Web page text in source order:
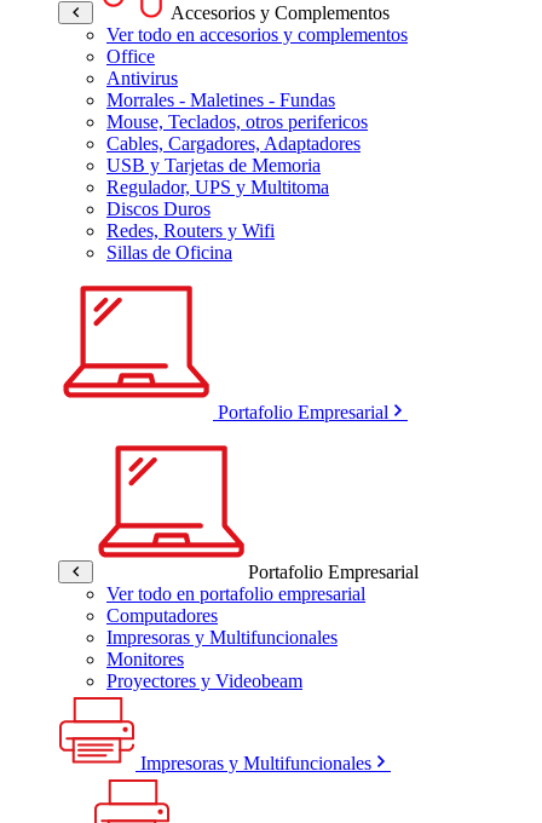
Accesorios y Complementos
Ver todo en accesorios y complementos
Office
Antivirus
Morrales - Maletines - Fundas
Mouse, Teclados, otros perifericos
Cables, Cargadores, Adaptadores
USB y Tarjetas de Memoria
Regulador, UPS y Multitoma
Discos Duros
Redes, Routers y Wifi
Sillas de Oficina
Portafolio Empresarial
Portafolio Empresarial
Ver todo en portafolio empresarial
Computadores
Impresoras y Multifuncionales
Monitores
Proyectores y Videobeam
Impresoras y Multifuncionales